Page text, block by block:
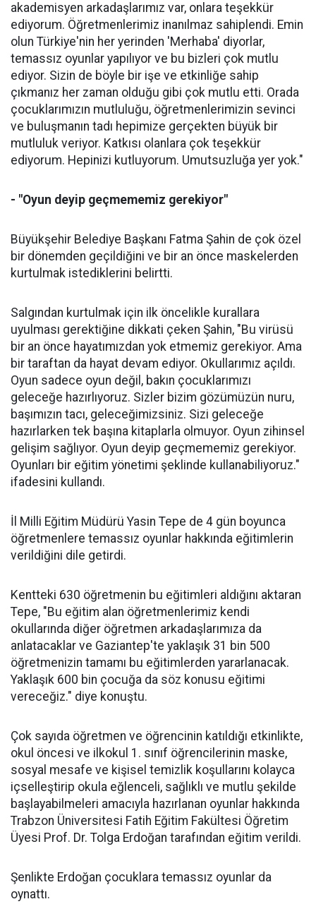
akademisyen arkadaşlarımız var, onlara teşekkür
ediyorum. Öğretmenlerimiz inanılmaz sahiplendi. Emin
olun Türkiye'nin her yerinden 'Merhaba' diyorlar,
temassız oyunlar yapılıyor ve bu bizleri çok mutlu
ediyor. Sizin de böyle bir işe ve etkinliğe sahip
çıkmanız her zaman olduğu gibi çok mutlu etti. Orada
çocuklarımızın mutluluğu, öğretmenlerimizin sevinci
ve buluşmanın tadı hepimize gerçekten büyük bir
mutluluk veriyor. Katkısı olanlara çok teşekkür
ediyorum. Hepinizi kutluyorum. Umutsuzluğa yer yok."
- "Oyun deyip geçmememiz gerekiyor"
Büyükşehir Belediye Başkanı Fatma Şahin de çok özel
bir dönemden geçildiğini ve bir an önce maskelerden
kurtulmak istediklerini belirtti.
Salgından kurtulmak için ilk öncelikle kurallara
uyulması gerektiğine dikkati çeken Şahin, "Bu virüsü
bir an önce hayatımızdan yok etmemiz gerekiyor. Ama
bir taraftan da hayat devam ediyor. Okullarımız açıldı.
Oyun sadece oyun değil, bakın çocuklarımızı
geleceğe hazırlıyoruz. Sizler bizim gözümüzün nuru,
başımızın tacı, geleceğimizsiniz. Sizi geleceğe
hazırlarken tek başına kitaplarla olmuyor. Oyun zihinsel
gelişim sağlıyor. Oyun deyip geçmememiz gerekiyor.
Oyunları bir eğitim yönetimi şeklinde kullanabiliyoruz."
ifadesini kullandı.
İl Milli Eğitim Müdürü Yasin Tepe de 4 gün boyunca
öğretmenlere temassız oyunlar hakkında eğitimlerin
verildiğini dile getirdi.
Kentteki 630 öğretmenin bu eğitimleri aldığını aktaran
Tepe, "Bu eğitim alan öğretmenlerimiz kendi
okullarında diğer öğretmen arkadaşlarımıza da
anlatacaklar ve Gaziantep'te yaklaşık 31 bin 500
öğretmenizin tamamı bu eğitimlerden yararlanacak.
Yaklaşık 600 bin çocuğa da söz konusu eğitimi
vereceğiz." diye konuştu.
Çok sayıda öğretmen ve öğrencinin katıldığı etkinlikte,
okul öncesi ve ilkokul 1. sınıf öğrencilerinin maske,
sosyal mesafe ve kişisel temizlik koşullarını kolayca
içselleştirip okula eğlenceli, sağlıklı ve mutlu şekilde
başlayabilmeleri amacıyla hazırlanan oyunlar hakkında
Trabzon Üniversitesi Fatih Eğitim Fakültesi Öğretim
Üyesi Prof. Dr. Tolga Erdoğan tarafından eğitim verildi.
Şenlikte Erdoğan çocuklara temassız oyunlar da
oynattı.